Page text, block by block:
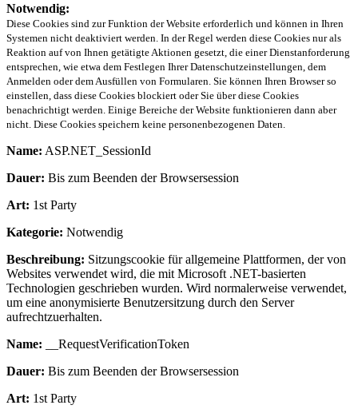
Notwendig:
Diese Cookies sind zur Funktion der Website erforderlich und können in Ihren
Systemen nicht deaktiviert werden. In der Regel werden diese Cookies nur als
Reaktion auf von Ihnen getätigte Aktionen gesetzt, die einer Dienstanforderung
entsprechen, wie etwa dem Festlegen Ihrer Datenschutzeinstellungen, dem
Anmelden oder dem Ausfüllen von Formularen. Sie können Ihren Browser so
einstellen, dass diese Cookies blockiert oder Sie über diese Cookies
benachrichtigt werden. Einige Bereiche der Website funktionieren dann aber
nicht. Diese Cookies speichern keine personenbezogenen Daten.
Name: ASP.NET_SessionId
Dauer: Bis zum Beenden der Browsersession
Art: 1st Party
Kategorie: Notwendig
Beschreibung: Sitzungscookie für allgemeine Plattformen, der von
Websites verwendet wird, die mit Microsoft .NET-basierten
Technologien geschrieben wurden. Wird normalerweise verwendet,
um eine anonymisierte Benutzersitzung durch den Server
aufrechtzuerhalten.
Name: __RequestVerificationToken
Dauer: Bis zum Beenden der Browsersession
Art: 1st Party